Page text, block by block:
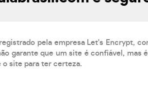
pela empresa Let's Encrypt,
garante que um site é confiável, mas
o site para ter certeza.